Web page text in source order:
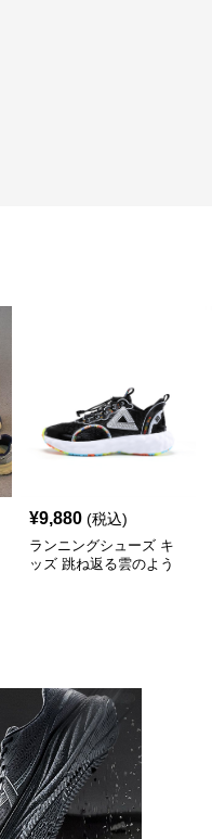
¥9,880 (税込)
ランニングシューズ キ
ッズ 跳ね返る雲のよう